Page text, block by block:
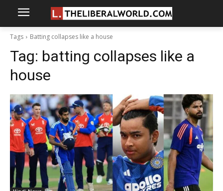
Tags Batting collapses like a house
Tag: batting collapses like a
house